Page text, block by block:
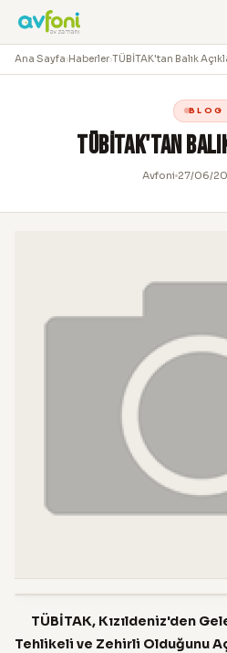
Ana Sayfa›Haberler›TÜBİTAK'tan Balık
BLOG
TÜBİTAK'tan
Avfoni 27/06/
TÜBİTAK, Kızıldeniz'den
Tehlikeli ve Zehirli Olduğunu